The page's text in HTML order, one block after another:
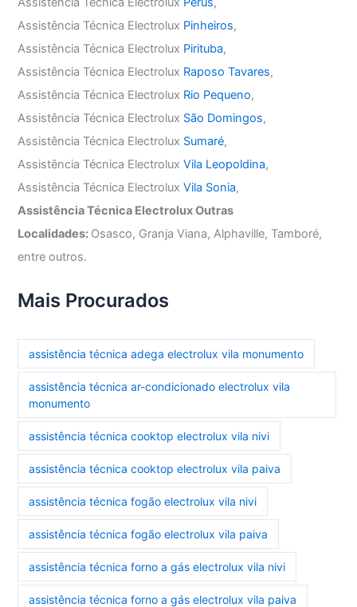
Assistência Técnica Electrolux Pinheiros,
Assistência Técnica Electrolux Pirituba,
Assistência Técnica Electrolux Raposo Tavares,
Assistência Técnica Electrolux Rio Pequeno,
Assistência Técnica Electrolux São Domingos,
Assistência Técnica Electrolux Sumaré,
Assistência Técnica ElectroluxVila Leopoldina,
Assistência Técnica ElectroluxVila Sonia,
Assistência Técnica Electrolux Outras
Localidades: Osasco, Granja Viana, Alphaville, Tamboré,
entre outros.
Mais Procurados
assistência técnica adega electrolux vila monumento
assistência técnica ar-condicionado electrolux vila
monumento
assistência técnica cooktop electrolux vila nivi
assistência técnica cooktop electrolux vila paiva
assistência técnica fogão electrolux vila nivi
assistência técnica fogão electrolux vila paiva
assistência técnica forno a gás electrolux vila nivi
assistência técnica forno a gás electrolux vila paiva